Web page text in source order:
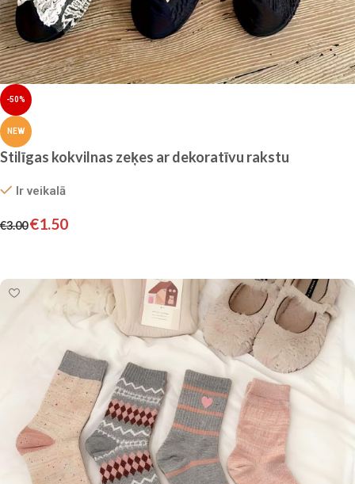
-50%
NEW
Stilīgas kokvilnas zeķes ar dekoratīvu rakstu
Ir veikalā
€3.00€1.50